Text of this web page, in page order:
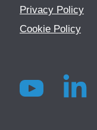
Privacy Policy
Cookie Policy